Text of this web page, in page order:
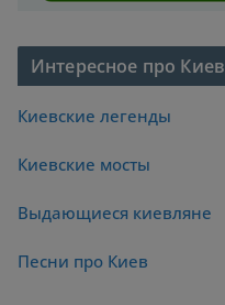
Интересное про Киев
Киевские легенды
Киевские мосты
Выдающиеся киевляне
Песни про Киев